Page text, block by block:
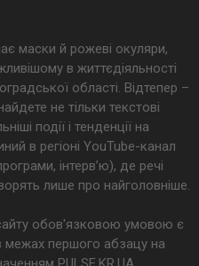
маски й рожеві окуляри,
в життєдіяльності
області. Відтепер –
не тільки текстові
події і тенденції на
в регіоні YouTube-канал
інтерв’ю), де речі
лише про найголовніше.
сайту обов'язковою умовою є
межах першого абзацу на